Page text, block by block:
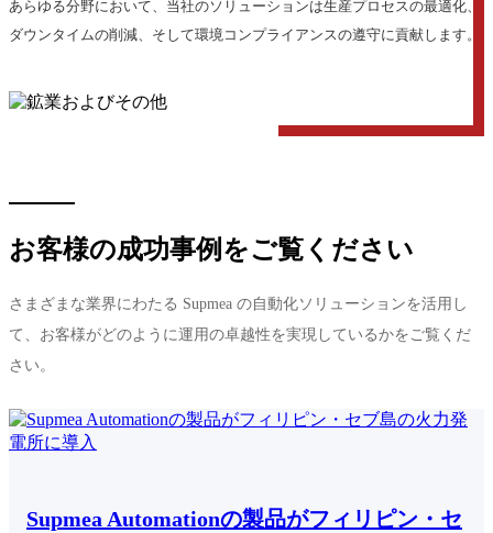
あらゆる分野において、当社のソリューションは生産プロセスの最適化、
ダウンタイムの削減、そして環境コンプライアンスの遵守に貢献します。
お客様の成功事例をご覧ください
さまざまな業界にわたる Supmea の自動化ソリューションを活用し
て、お客様がどのように運用の卓越性を実現しているかをご覧くだ
さい。
Supmea Automationの製品がフィリピン・セ